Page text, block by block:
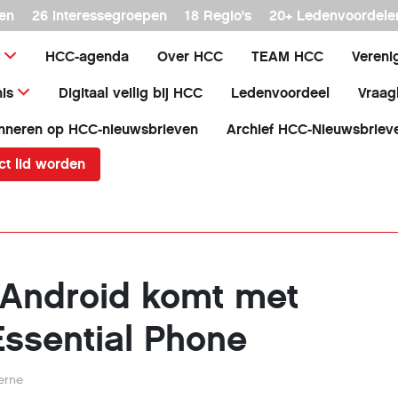
26 interessegroepen 18 Regio's 20+
HCC-agenda Over HCC TEAM HCC
Digitaal veilig bij HCC Ledenvoordeel
op HCC-nieuwsbrieven Archief HCC-
lid worden
komt met
Phone